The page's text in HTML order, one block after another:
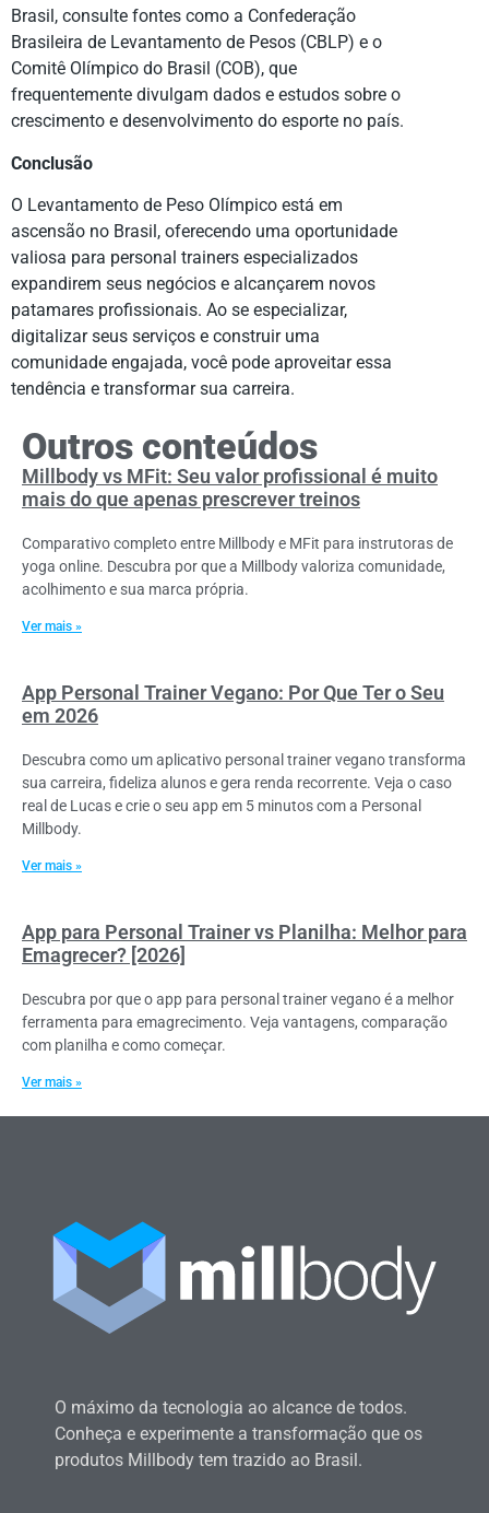
Brasil, consulte fontes como a Confederação
Brasileira de Levantamento de Pesos (CBLP) e o
Comitê Olímpico do Brasil (COB), que
frequentemente divulgam dados e estudos sobre o
crescimento e desenvolvimento do esporte no país.
Conclusão
O Levantamento de Peso Olímpico está em
ascensão no Brasil, oferecendo uma oportunidade
valiosa para personal trainers especializados
expandirem seus negócios e alcançarem novos
patamares profissionais. Ao se especializar,
digitalizar seus serviços e construir uma
comunidade engajada, você pode aproveitar essa
tendência e transformar sua carreira.
Outros conteúdos
Millbody vs MFit: Seu valor profissional é muito
mais do que apenas prescrever treinos
Comparativo completo entre Millbody e MFit para instrutoras de
yoga online. Descubra por que a Millbody valoriza comunidade,
acolhimento e sua marca própria.
Ver mais »
App Personal Trainer Vegano: Por Que Ter o Seu
em 2026
Descubra como um aplicativo personal trainer vegano transforma
sua carreira, fideliza alunos e gera renda recorrente. Veja o caso
real de Lucas e crie o seu app em 5 minutos com a Personal
Millbody.
Ver mais »
App para Personal Trainer vs Planilha: Melhor para
Emagrecer? [2026]
Descubra por que o app para personal trainer vegano é a melhor
ferramenta para emagrecimento. Veja vantagens, comparação
com planilha e como começar.
Ver mais »
O máximo da tecnologia ao alcance de todos.
Conheça e experimente a transformação que os
produtos Millbody tem trazido ao Brasil.